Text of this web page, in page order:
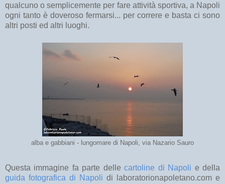
qualcuno o semplicemente per fare attività sportiva, a Napoli
ogni tanto è doveroso fermarsi... per correre e basta ci sono
altri posti ed altri luoghi.
alba e gabbiani - lungomare di Napoli, via Nazario Sauro
Questa immagine fa parte dellecartoline di Napoli e della
guida fotografica di Napoli di laboratorionapoletano.com e